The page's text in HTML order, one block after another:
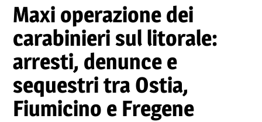
Maxi operazione dei
carabinieri sul litorale:
arresti, denunce e
sequestri tra Ostia,
Fiumicino e Fregene